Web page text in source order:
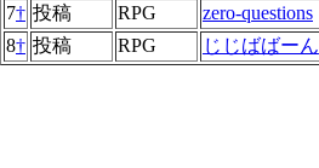
7† 投稿 RPG zero-questions
8† 投稿 RPG じじばばーん